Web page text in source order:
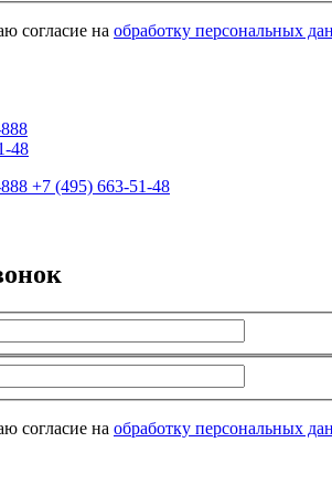
согласие на обработку персональных
48
+7 (495) 663-51-48
согласие на обработку персональных